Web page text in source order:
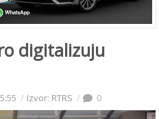
digitalizuju
Izvor: RTRS 0